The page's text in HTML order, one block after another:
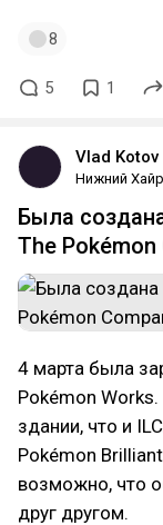
8
5 1
Vlad Kotov
Нижний
Была
The Pokémon
4 марта была
Pokémon
здании, что и
Pokémon
возможно, что
друг другом.